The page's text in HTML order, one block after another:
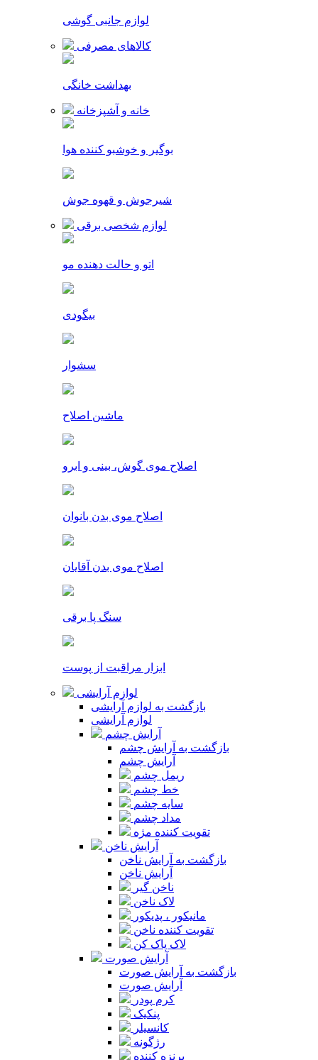
لوازم جانبی گوشی
کالاهای مصرفی
بهداشت خانگی
خانه و آشپزخانه
بوگیر و خوشبو کننده هوا
شیرجوش و قهوه جوش
لوازم شخصی برقی
اتو و حالت دهنده مو
بیگودی
سشوار
ماشین اصلاح
اصلاح موی گوش، بینی و ابرو
اصلاح موی بدن بانوان
اصلاح موی بدن آقایان
سنگ پا برقی
ابزار مراقبت از پوست
لوازم آرایشی
بازگشت به لوازم آرایشی
لوازم آرایشی
آرایش چشم
بازگشت به آرایش چشم
آرایش چشم
ریمل چشم
خط چشم
سایه چشم
مداد چشم
تقویت کننده مژه
آرایش ناخن
بازگشت به آرایش ناخن
آرایش ناخن
ناخن گیر
لاک ناخن
مانیکور ، پدیکور
تقویت کننده ناخن
لاک پاک کن
آرایش صورت
بازگشت به آرایش صورت
آرایش صورت
کرم پودر
پنکیک
کانسیلر
رژگونه
برنزه کننده